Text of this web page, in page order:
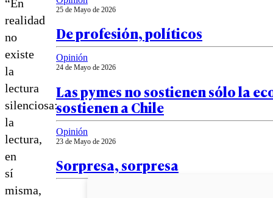
“En
realidad
no
existe
la
lectura
silenciosa:
la
lectura,
en
sí
misma,
25 de Mayo de 2026
De profesión, políticos
Opinión
24 de Mayo de 2026
Las pymes no sostienen sólo la
sostienen a Chile
Opinión
23 de Mayo de 2026
Sorpresa, sorpresa